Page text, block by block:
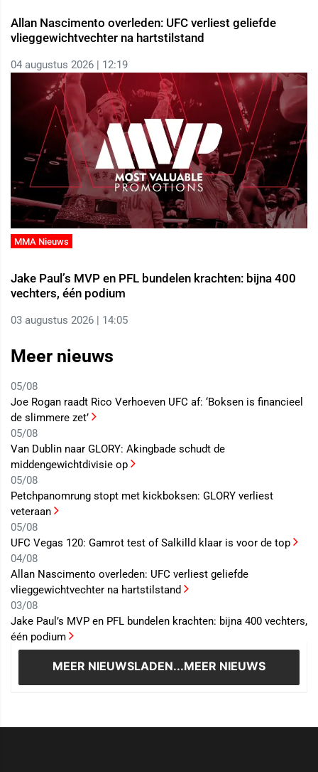
Allan Nascimento overleden: UFC verliest geliefde
vlieggewichtvechter na hartstilstand
04 augustus 2026 | 12:19
MMA Nieuws
Jake Paul’s MVP en PFL bundelen krachten: bijna 400
vechters, één podium
03 augustus 2026 | 14:05
Meer nieuws
05/08
Joe Rogan raadt Rico Verhoeven UFC af: ‘Boksen is financieel
de slimmere zet’
05/08
Van Dublin naar GLORY: Akingbade schudt de
middengewichtdivisie op
05/08
Petchpanomrung stopt met kickboksen: GLORY verliest
veteraan
05/08
UFC Vegas 120: Gamrot test of Salkilld klaar is voor de top
04/08
Allan Nascimento overleden: UFC verliest geliefde
vlieggewichtvechter na hartstilstand
03/08
Jake Paul’s MVP en PFL bundelen krachten: bijna 400 vechters,
één podium
MEER NIEUWSLADEN...MEER NIEUWS